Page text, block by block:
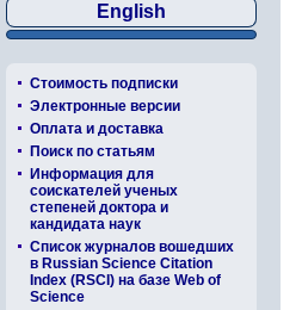
English
Стоимость подписки
Электронные версии
Оплата и доставка
Поиск по статьям
Информация для
соискателей ученых
степеней доктора и
кандидата наук
Список журналов вошедших
в Russian Science Citation
Index (RSCI) на базе Web of
Science